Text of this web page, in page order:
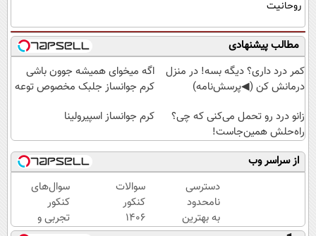
روحانیت
مطالب پیشنهادی
کمر درد داری؟ دیگه بسه! در منزل
درمانش کن (◀پرسش‌نامه)
اگه میخوای همیشه جوون باشی
کرم جوانساز جلبک مخصوص توعه
زانو درد رو تحمل می‌کنی که چی؟
راه‌حلش همین‌جاست!
کرم جوانساز اسپیرولینا
از سراسر وب
دسترسی
نامحدود
به بهترین
سوالات
کنکور
1406
سوال‌های
کنکور
تجربی و